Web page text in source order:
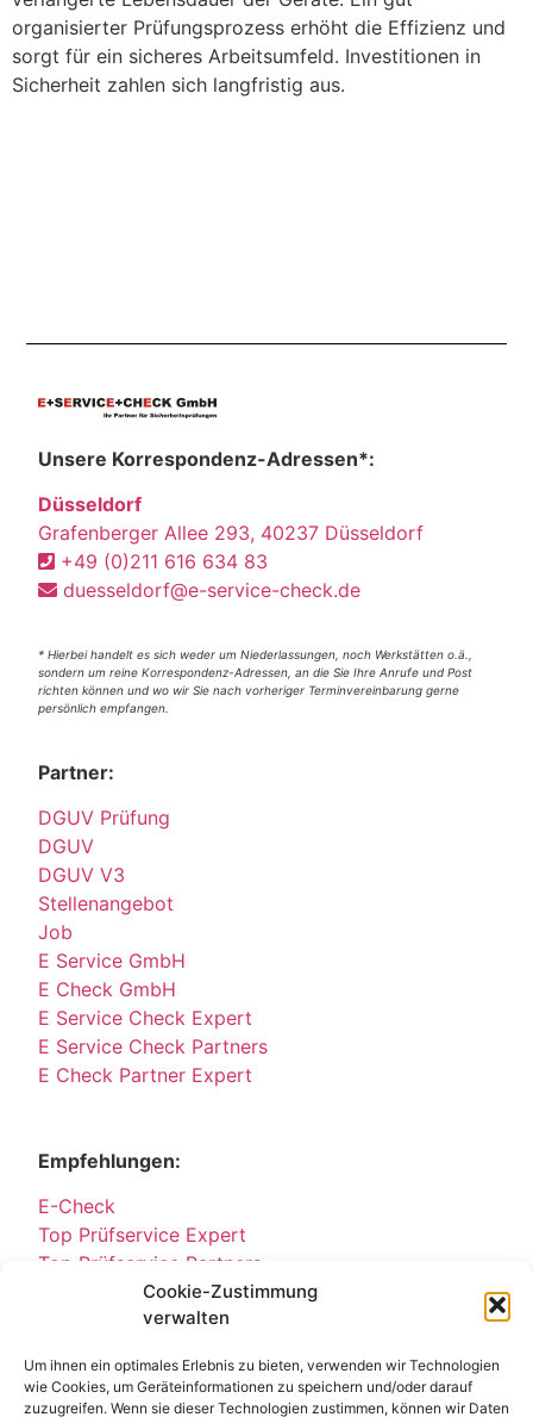
Cookie-Zustimmung
verwalten
Um ihnen ein optimales Erlebnis zu bieten, verwenden wir Technologien
wie Cookies, um Geräteinformationen zu speichern und/oder darauf
zuzugreifen. Wenn sie dieser Technologien zustimmen, können wir Daten
organisierter Prüfungsprozess erhöht die Effizienz und
sorgt für ein sicheres Arbeitsumfeld. Investitionen in
Sicherheit zahlen sich langfristig aus.
Unsere Korrespondenz-Adressen*:
Düsseldorf
Grafenberger Allee 293, 40237 Düsseldorf
+49 (0)211 616 634 83
duesseldorf@e-service-check.de
* Hierbei handelt es sich weder um Niederlassungen, noch Werkstätten o.ä.,
sondern um reine Korrespondenz-Adressen, an die Sie Ihre Anrufe und Post
richten können und wo wir Sie nach vorheriger Terminvereinbarung gerne
persönlich empfangen.
Partner:
DGUV Prüfung
DGUV
DGUV V3
Stellenangebot
Job
E Service GmbH
E Check GmbH
E Service Check Expert
E Service Check Partners
E Check Partner Expert
Empfehlungen:
E-Check
Top Prüfservice Expert
Top Prüfservice Partners
Top Prüfservice GmbH
Sicherheitsprüfungen Partners
Prüfung E-Check Expert
Prüfung elektrischer Anlagen